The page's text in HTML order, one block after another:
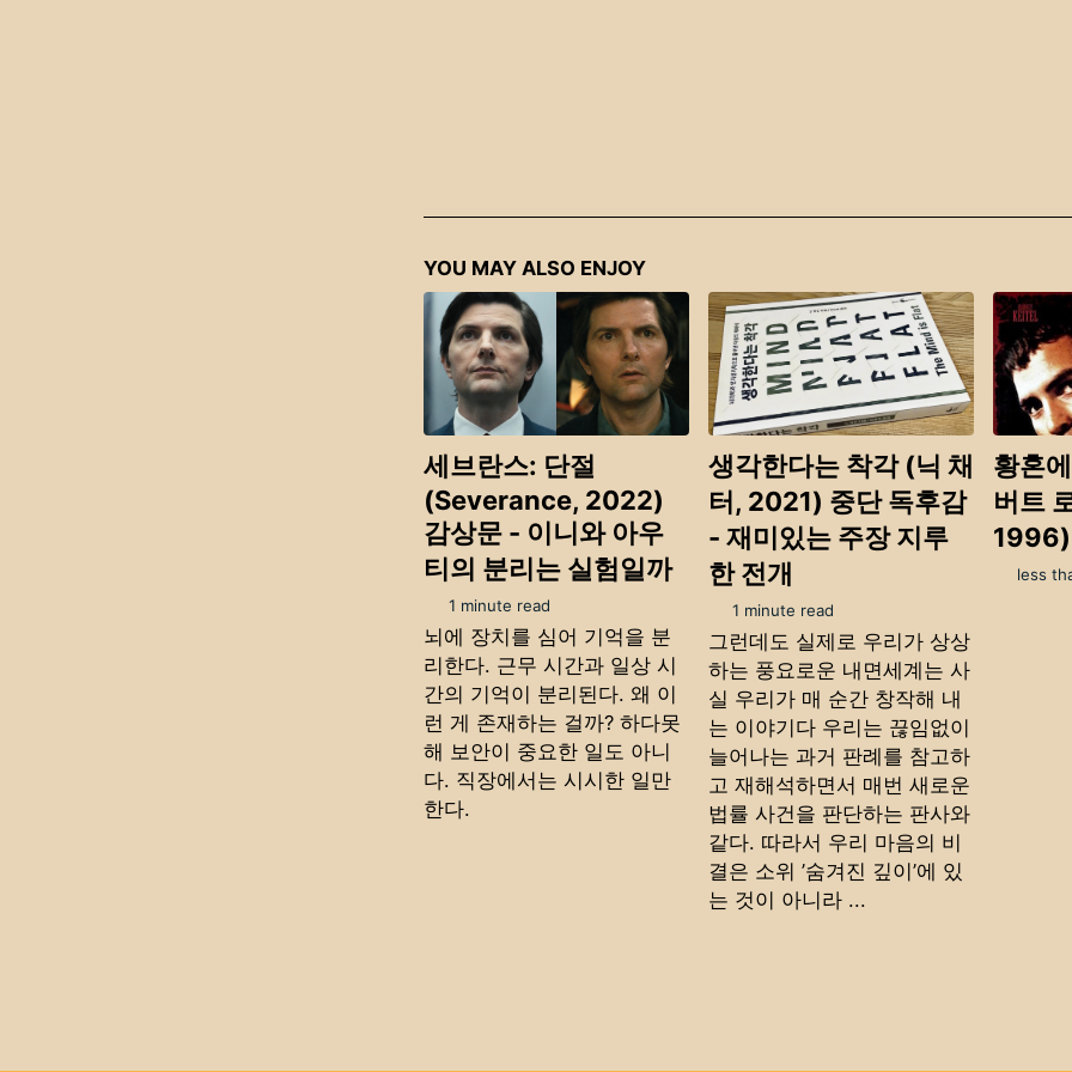
YOU MAY ALSO ENJOY
세브란스: 단절
(Severance, 2022)
감상문 - 이니와 아우
티의 분리는 실험일까
1 minute read
뇌에 장치를 심어 기억을 분
리한다. 근무 시간과 일상 시
간의 기억이 분리된다. 왜 이
런 게 존재하는 걸까? 하다못
해 보안이 중요한 일도 아니
다. 직장에서는 시시한 일만
한다.
생각한다는 착각 (닉 채
터, 2021) 중단 독후감
- 재미있는 주장 지루
한 전개
1 minute read
그런데도 실제로 우리가 상상
하는 풍요로운 내면세계는 사
실 우리가 매 순간 창작해 내
는 이야기다 우리는 끊임없이
늘어나는 과거 판례를 참고하
고 재해석하면서 매번 새로운
법률 사건을 판단하는 판사와
같다. 따라서 우리 마음의 비
결은 소위 ’숨겨진 깊이’에 있
는 것이 아니라 ...
황혼
버트
1996)
less